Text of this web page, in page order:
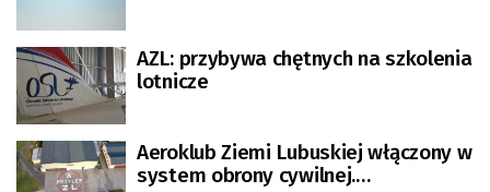
AZL: przybywa chętnych na szkolenia
lotnicze
Aeroklub Ziemi Lubuskiej włączony w
system obrony cywilnej.